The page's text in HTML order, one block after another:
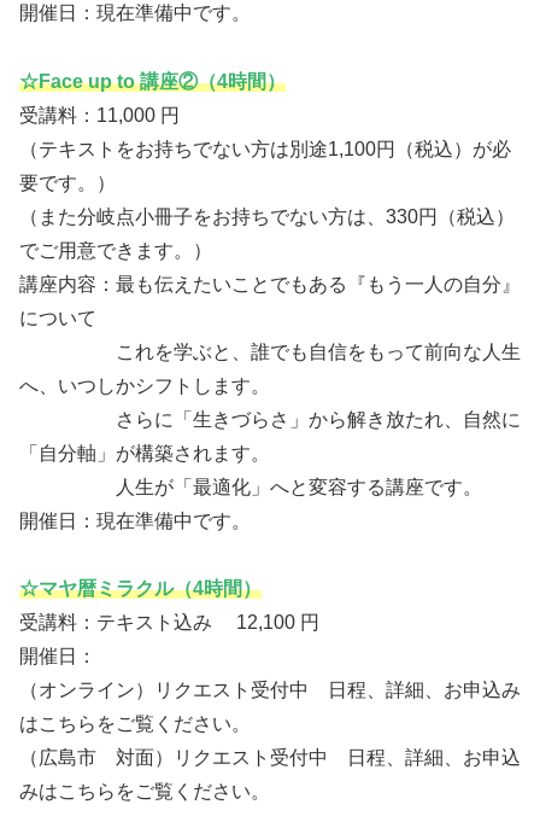
開催日：現在準備中です。
☆Face up to 講座②（4時間）
受講料：11,000 円
（テキストをお持ちでない方は別途1,100円（税込）が必
要です。）
（また分岐点小冊子をお持ちでない方は、330円（税込）
でご用意できます。）
講座内容：最も伝えたいことでもある『もう一人の自分』
について
これを学ぶと、誰でも自信をもって前向な人生
へ、いつしかシフトします。
さらに「生きづらさ」から解き放たれ、自然に
「自分軸」が構築されます。
人生が「最適化」へと変容する講座です。
開催日：現在準備中です。
☆マヤ暦ミラクル（4時間）
受講料：テキスト込み 12,100 円
開催日：
（オンライン）リクエスト受付中 日程、詳細、お申込み
はこちらをご覧ください。
（広島市 対面）リクエスト受付中 日程、詳細、お申込
みはこちらをご覧ください。